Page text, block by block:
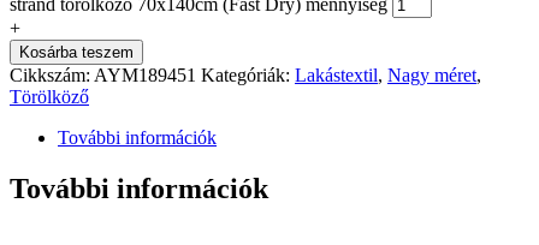
+
Kosárba teszem
Cikkszám: AYM189451 Kategóriák: Lakástextil, Nagy méret,
Törölköző
További információk
További információk